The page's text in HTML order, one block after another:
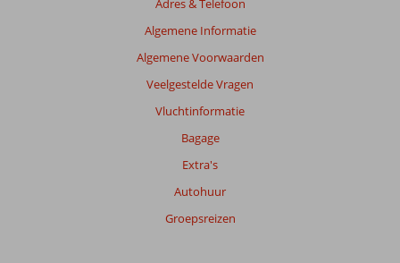
Adres & Telefoon
Algemene Informatie
Algemene Voorwaarden
Veelgestelde Vragen
Vluchtinformatie
Bagage
Extra's
Autohuur
Groepsreizen